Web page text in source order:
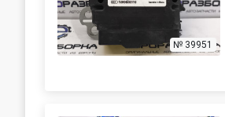
№ 39951